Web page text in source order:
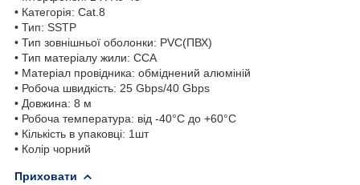
• Категорія: Cat.8
• Тип: SSTP
• Тип зовнішньої оболонки: PVC(ПВХ)
• Тип матеріалу жили: СCA
• Матеріал провідника: обміднений алюміній
• Робоча швидкість: 25 Gbps/40 Gbps
• Довжина: 8 м
• Робоча температура: від -40°C до +60°C
• Кількість в упаковці: 1шт
• Колір чорний
Приховати